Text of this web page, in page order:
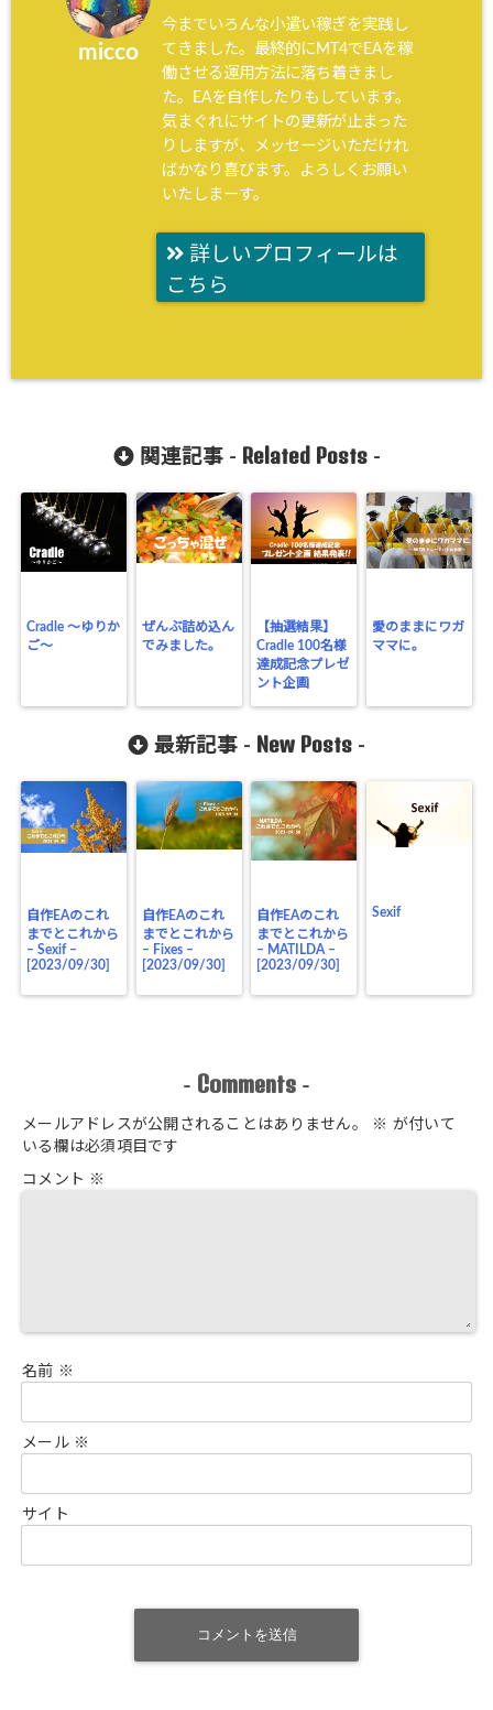
micco
今までいろんな小遣い稼ぎを実践し
てきました。最終的にMT4でEAを稼
働させる運用方法に落ち着きまし
た。EAを自作したりもしています。
気まぐれにサイトの更新が止まった
りしますが、メッセージいただけれ
ばかなり喜びます。よろしくお願い
いたしまーす。
詳しいプロフィールは
こちら
関連記事 - Related Posts-
Cradle ～ゆりか
ご～
ぜんぶ詰め込ん
でみました。
【抽選結果】
Cradle 100名様
達成記念プレゼ
ント企画
愛のままにワガ
ママに。
最新記事 - New Posts -
自作EAのこれ
までとこれから
– Sexif –
[2023/09/30]
自作EAのこれ
までとこれから
– Fixes –
[2023/09/30]
自作EAのこれ
までとこれから
– MATILDA –
[2023/09/30]
Sexif
- Comments -
メールアドレスが公開されることはありません。 ※ が付いて
いる欄は必須項目です
コメント ※
名前 ※
メール ※
サイト